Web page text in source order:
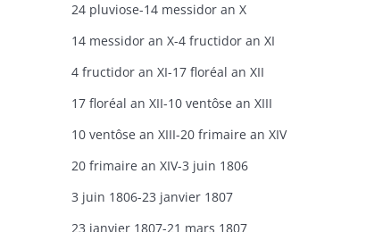
24 pluviose-14 messidor an X
14 messidor an X-4 fructidor an XI
4 fructidor an XI-17 floréal an XII
17 floréal an XII-10 ventôse an XIII
10 ventôse an XIII-20 frimaire an XIV
20 frimaire an XIV-3 juin 1806
3 juin 1806-23 janvier 1807
23 janvier 1807-21 mars 1807